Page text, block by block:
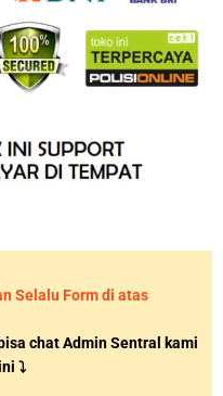
Selalu Form di atas
chat Admin Sentral kami
⤵